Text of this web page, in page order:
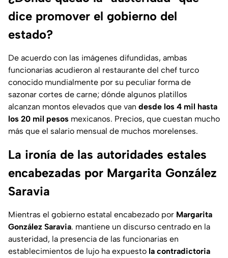
dice promover el gobierno del
estado?
De acuerdo con las imágenes difundidas, ambas
funcionarias acudieron al restaurante del chef turco
conocido mundialmente por su peculiar forma de
sazonar cortes de carne; dónde algunos platillos
alcanzan montos elevados que van desde los 4 mil hasta
los 20 mil pesos mexicanos. Precios, que cuestan mucho
más que el salario mensual de muchos morelenses.
La ironía de las autoridades estales
encabezadas por Margarita González
Saravia
Mientras el gobierno estatal encabezado por Margarita
González Saravia. mantiene un discurso centrado en la
austeridad, la presencia de las funcionarias en
establecimientos de lujo ha expuesto la contradictoria